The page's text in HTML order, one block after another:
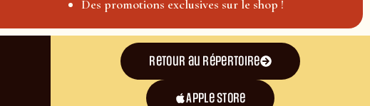
Des promotions exclusives sur le shop !
Retour au répertoire
Apple Store